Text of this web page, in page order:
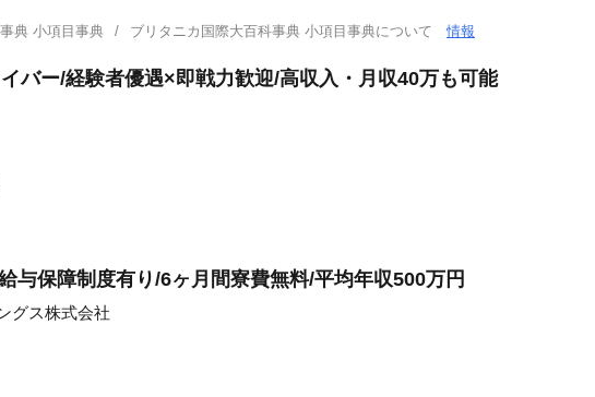
典 小項目事典 ブリタニカ国際大百科事典 小項目事典について情報
バー/経験者優遇×即戦力歓迎/高収入・月収40万も可能
与保障制度有り/6ヶ月間寮費無料/平均年収500万円
グス株式会社